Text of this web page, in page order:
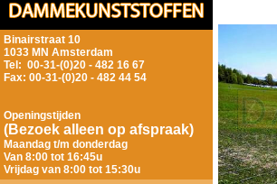
Binairstraat 10
1033 MN Amsterdam
Tel: 00-31-(0)20 - 482 16 67
Fax: 00-31-(0)20 - 482 44 54
Openingstijden
(Bezoek alleen op afspraak)
Maandag t/m donderdag
Van 8:00 tot 16:45u
Vrijdag van 8:00 tot 15:30u